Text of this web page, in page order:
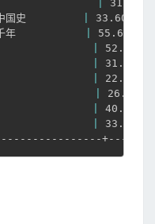
囊 31.80
画中国史 33.60
三千年 55.60
宝藏 52.80
简史 31.10
简史 22.10
史 26.10
简史 40.80
简史 33.20
+-------